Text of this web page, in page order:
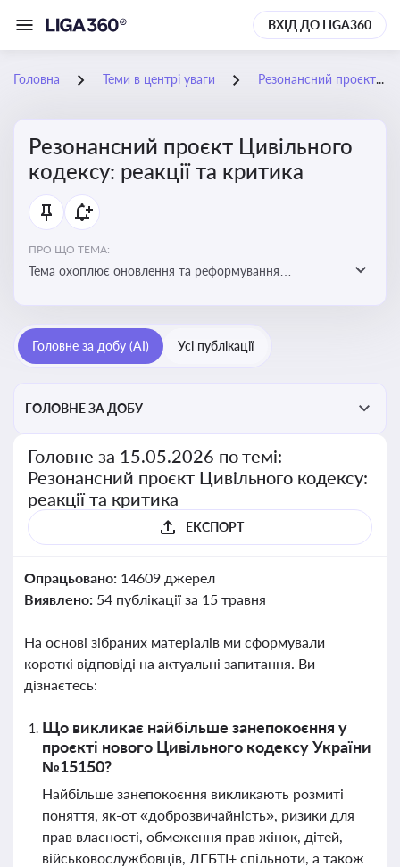
ВХІД ДО LIGA360
Головна Теми в центрі уваги Резонансний проєкт Цивільного кодексу: реакції та критика
Резонансний проєкт Цивільного
кодексу: реакції та критика
ПРО ЩО ТЕМА:
Тема охоплює оновлення та реформування
договірних відносин та правового статусу учасників
цивільних правовідносин
Головне за добу (AI) Усі публікації
ГОЛОВНЕ ЗА ДОБУ
Головне за 15.05.2026 по темі:
Резонансний проєкт Цивільного кодексу:
реакції та критика
ЕКСПОРТ
Опрацьовано: 14609 джерел
Виявлено: 54 публікації за 15 травня
На основі зібраних матеріалів ми сформували
короткі відповіді на актуальні запитання. Ви
дізнаєтесь:
Що викликає найбільше занепокоєння у
проєкті нового Цивільного кодексу України
№15150?
Найбільше занепокоєння викликають розмиті
поняття, як-от «доброзвичайність», ризики для
прав власності, обмеження прав жінок, дітей,
військовослужбовців, ЛГБТІ+ спільноти, а також